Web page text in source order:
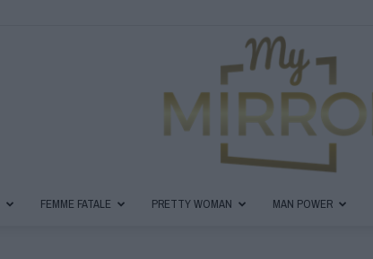
FEMME FATALE PRETTY WOMAN MAN POWER